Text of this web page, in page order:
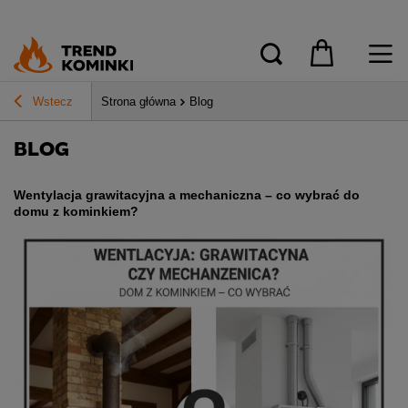
Wstecz Strona główna Blog
BLOG
Wentylacja grawitacyjna a mechaniczna – co wybrać do
domu z kominkiem?